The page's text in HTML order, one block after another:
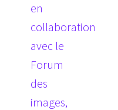
en
collaboration
avec le
Forum
des
images,